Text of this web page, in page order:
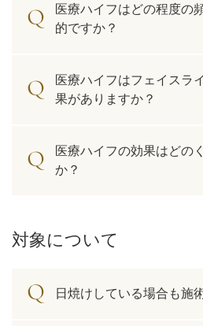
オンラインショップ
LINE予約
医療ハイフはどの程度の
的ですか？
医療ハイフはフェイスラ
果がありますか？
医療ハイフの効果はどの
か？
対象について
日焼けしている場合も施